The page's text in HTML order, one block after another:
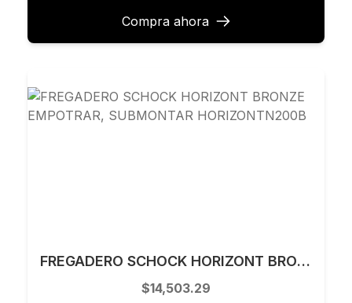
Compra ahora
FREGADERO SCHOCK HORIZONT BRONZE EMPOTRAR, SUBMONTAR HORIZONTN200B
$14,503.29